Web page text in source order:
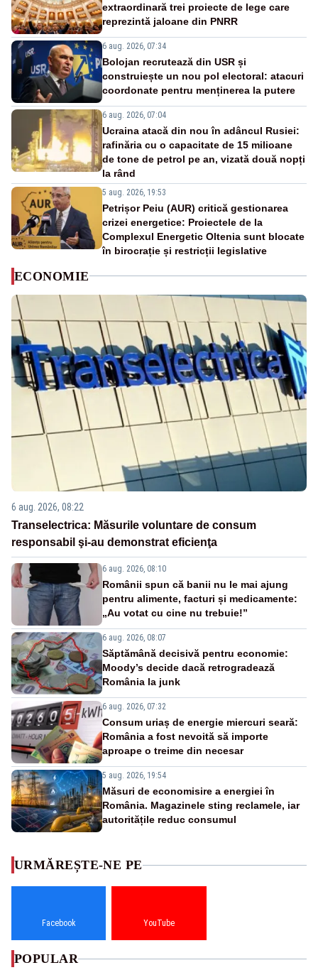
extraordinară trei proiecte de lege care
reprezintă jaloane din PNRR
6 aug. 2026, 07:34
Bolojan recrutează din USR și
construiește un nou pol electoral: atacuri
coordonate pentru menținerea la putere
6 aug. 2026, 07:04
Ucraina atacă din nou în adâncul Rusiei:
rafinăria cu o capacitate de 15 milioane
de tone de petrol pe an, vizată două nopți
la rând
5 aug. 2026, 19:53
Petrișor Peiu (AUR) critică gestionarea
crizei energetice: Proiectele de la
Complexul Energetic Oltenia sunt blocate
în birocrație și restricții legislative
ECONOMIE
6 aug. 2026, 08:22
Transelectrica: Măsurile voluntare de consum
responsabil şi-au demonstrat eficienţa
6 aug. 2026, 08:10
Românii spun că banii nu le mai ajung
pentru alimente, facturi și medicamente:
„Au votat cu cine nu trebuie!”
6 aug. 2026, 08:07
Săptămână decisivă pentru economie:
Moody’s decide dacă retrogradează
România la junk
6 aug. 2026, 07:32
Consum uriaș de energie miercuri seară:
România a fost nevoită să importe
aproape o treime din necesar
5 aug. 2026, 19:54
Măsuri de economisire a energiei în
România. Magazinele sting reclamele, iar
autoritățile reduc consumul
URMĂREȘTE-NE PE
Facebook YouTube
POPULAR